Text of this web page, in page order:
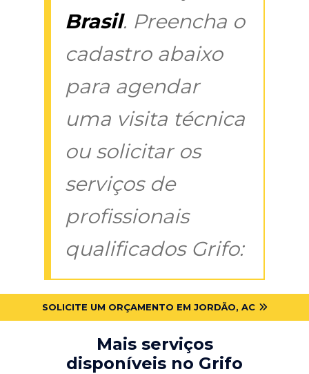
Brasil. Preencha o
cadastro abaixo
para agendar
uma visita técnica
ou solicitar os
serviços de
profissionais
qualificados Grifo:
SOLICITE UM ORÇAMENTO EM JORDÃO, AC
Mais serviços
disponíveis no Grifo